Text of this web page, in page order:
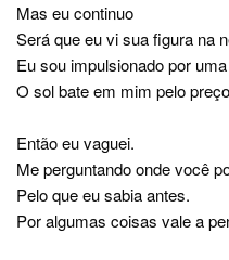
Mas eu continuo
Será que eu vi sua figura na
Eu sou impulsionado por
O sol bate em mim pelo
Então eu vaguei.
Me perguntando onde você
Pelo que eu sabia antes.
Por algumas coisas vale a